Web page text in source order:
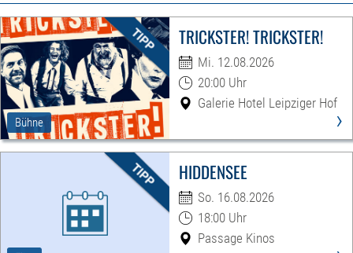
Bühne
TRICKSTER! TRICKSTER!
Mi. 12.08.2026
20:00 Uhr
Galerie Hotel Leipziger Hof
›
HIDDENSEE
So. 16.08.2026
18:00 Uhr
Passage Kinos